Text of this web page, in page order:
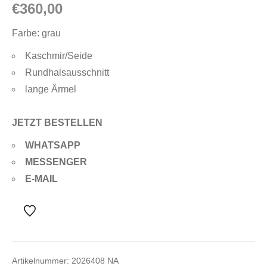
€360,00
Farbe: grau
Kaschmir/Seide
Rundhalsausschnitt
lange Ärmel
JETZT BESTELLEN
WHATSAPP
MESSENGER
E-MAIL
Artikelnummer: 2026408 NA